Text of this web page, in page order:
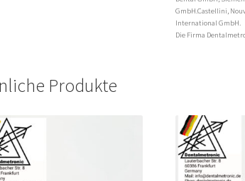
GmbH.Castellini,
International GmbH.
Die Firma
Produkte